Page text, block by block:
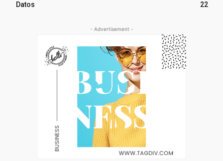
Datos
22
- Advertisement -